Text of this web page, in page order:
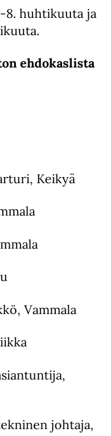
8. huhtikuuta ja
ehdokaslista
Keikyä
Vammala
johtaja,